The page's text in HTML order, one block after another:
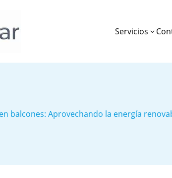
Servicios 3
balcones: Aprovechando la energía